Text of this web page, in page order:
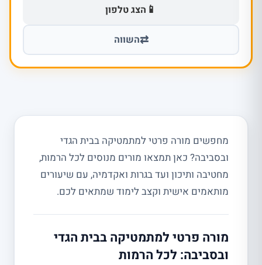
📱 הצג טלפון
⇄השווה
מחפשים מורה פרטי למתמטיקה בבית הגדי
ובסביבה? כאן תמצאו מורים מנוסים לכל הרמות,
מחטיבה ותיכון ועד בגרות ואקדמיה, עם שיעורים
מותאמים אישית וקצב לימוד שמתאים לכם.
מורה פרטי למתמטיקה בבית הגדי
ובסביבה: לכל הרמות